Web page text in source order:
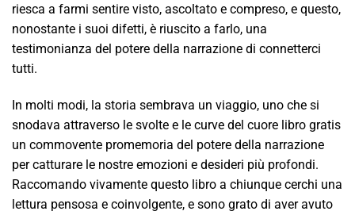
riesca a farmi sentire visto, ascoltato e compreso, e questo,
nonostante i suoi difetti, è riuscito a farlo, una
testimonianza del potere della narrazione di connetterci
tutti.
In molti modi, la storia sembrava un viaggio, uno che si
snodava attraverso le svolte e le curve del cuore libro gratis
un commovente promemoria del potere della narrazione
per catturare le nostre emozioni e desideri più profondi.
Raccomando vivamente questo libro a chiunque cerchi una
lettura pensosa e coinvolgente, e sono grato di aver avuto